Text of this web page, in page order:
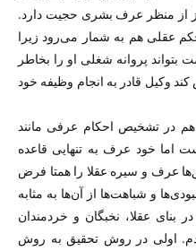
از منظر عرف بشری حجیت دارد.
عقلی هم به شمار می‌رود زیرا
بتواند پروانه شغلی او را بخاطر
وکیل قادر به انجام وظیفه خود
در تشخیص احکام عرفی مانند
اما خود عرف به تنهایی قاعده
عرف و سیره عقلا را همتا فرض
و شباهت‌ها از آن‌ها به مثابه
بنای عقلا، نخبگان و خردمندان
اولی در روش تحقیق به روش